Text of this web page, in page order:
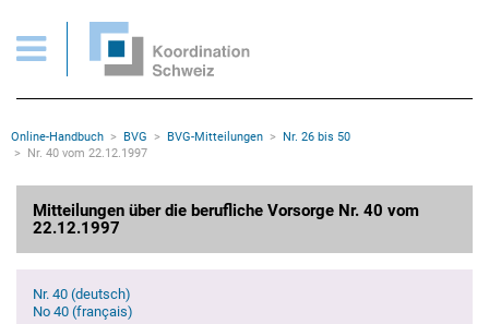
Wichtige Seiten
Home
Inhalt
Sitemap
Rootline Navigation
Online-Handbuch BVG BVG-Mitteilungen
Nr. 26 bis 50
Nr. 40 vom 22.12.1997
Mitteilungen über die berufliche Vorsorge Nr. 40 vom
22.12.1997
Nr. 40 (deutsch)
No 40 (français)